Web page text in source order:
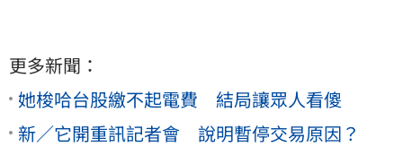
更多新聞：
她梭哈台股繳不起電費 結局讓眾人看傻
新／它開重訊記者會 說明暫停交易原因？